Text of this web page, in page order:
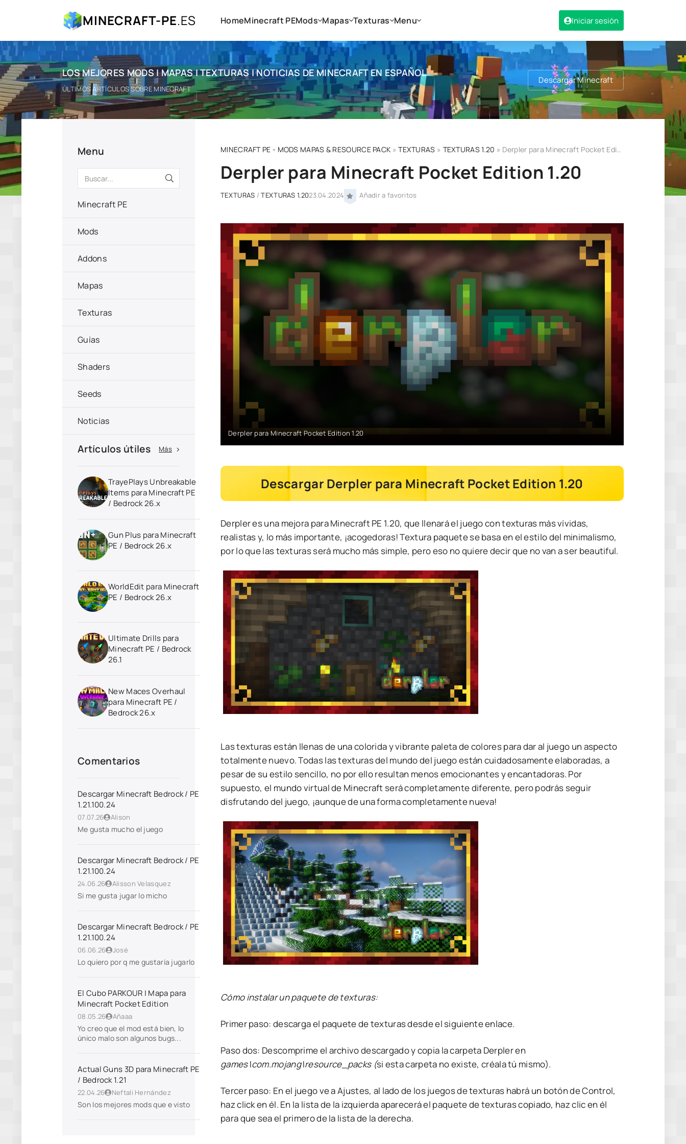
MINECRAFT-PE.ES HomeMinecraft PEMods Mapas Texturas Menu Iniciar sesión
LOS MEJORES MODS | MAPAS | TEXTURAS | NOTICIAS DE MINECRAFT EN ESPAÑOL
ÚLTIMOS ARTÍCULOS SOBRE MINECRAFT
Descargar Minecraft
MINECRAFT PE - MODS MAPAS & RESOURCE PACK »TEXTURAS » TEXTURAS 1.20 » Derpler para Minecraft Pocket Edition 1.20
Derpler para Minecraft Pocket Edition 1.20
TEXTURAS /TEXTURAS 1.2023.04.2024 Añadir a favoritos
Derpler para Minecraft Pocket Edition 1.20
Descargar Derpler para Minecraft Pocket Edition 1.20
Derpler es una mejora para Minecraft PE 1.20, que llenará el juego con texturas más vívidas,
realistas y, lo más importante, ¡acogedoras! Textura paquete se basa en el estilo del minimalismo,
por lo que las texturas será mucho más simple, pero eso no quiere decir que no van a ser beautiful.
Las texturas están llenas de una colorida y vibrante paleta de colores para dar al juego un aspecto
totalmente nuevo. Todas las texturas del mundo del juego están cuidadosamente elaboradas, a
pesar de su estilo sencillo, no por ello resultan menos emocionantes y encantadoras. Por
supuesto, el mundo virtual de Minecraft será completamente diferente, pero podrás seguir
disfrutando del juego, ¡aunque de una forma completamente nueva!
Cómo instalar un paquete de texturas:
Primer paso: descarga el paquete de texturas desde el siguiente enlace.
Paso dos: Descomprime el archivo descargado y copia la carpeta Derpler en
games\com.mojang\resource_packs (si esta carpeta no existe, créala tú mismo).
Tercer paso: En el juego ve a Ajustes, al lado de los juegos de texturas habrá un botón de Control,
haz click en él. En la lista de la izquierda aparecerá el paquete de texturas copiado, haz clic en él
para que sea el primero de la lista de la derecha.
Menu
Minecraft PE
Mods
Addons
Mapas
Texturas
Guías
Shaders
Seeds
Noticias
Artículos útiles Más
TrayePlays Unbreakable
Items para Minecraft PE
/ Bedrock 26.x
Gun Plus para Minecraft
PE / Bedrock 26.x
WorldEdit para Minecraft
PE / Bedrock 26.x
Ultimate Drills para
Minecraft PE / Bedrock
26.1
New Maces Overhaul
para Minecraft PE /
Bedrock 26.x
Comentarios
Descargar Minecraft Bedrock / PE
1.21.100.24
07.07.26 Alison
Me gusta mucho el juego
Descargar Minecraft Bedrock / PE
1.21.100.24
24.06.26 Alisson Velasquez
Si me gusta jugar lo micho
Descargar Minecraft Bedrock / PE
1.21.100.24
06.06.26 José
Lo quiero por q me gustaría jugarlo
El Cubo PARKOUR | Mapa para
Minecraft Pocket Edition
08.05.26 Añaaa
Yo creo que el mod está bien, lo
único malo son algunos bugs...
Actual Guns 3D para Minecraft PE
/ Bedrock 1.21
22.04.26 Neftali Hernández
Son los mejores mods que e visto